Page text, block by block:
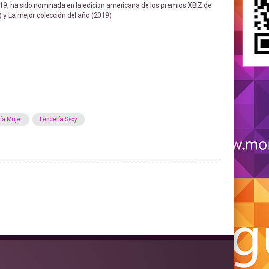
ha sido nominada en la edicion americana de los premios XBIZ de
La mejor colección del año (2019)
Mujer Lencería Sexy